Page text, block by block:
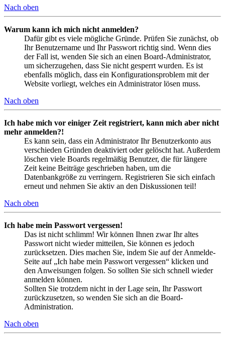
Nach oben
Warum kann ich mich nicht anmelden?
Dafür gibt es viele mögliche Gründe. Prüfen Sie zunächst, ob
Ihr Benutzername und Ihr Passwort richtig sind. Wenn dies
der Fall ist, wenden Sie sich an einen Board-Administrator,
um sicherzugehen, dass Sie nicht gesperrt wurden. Es ist
ebenfalls möglich, dass ein Konfigurationsproblem mit der
Website vorliegt, welches ein Administrator lösen muss.
Nach oben
Ich habe mich vor einiger Zeit registriert, kann mich aber nicht
mehr anmelden?!
Es kann sein, dass ein Administrator Ihr Benutzerkonto aus
verschieden Gründen deaktiviert oder gelöscht hat. Außerdem
löschen viele Boards regelmäßig Benutzer, die für längere
Zeit keine Beiträge geschrieben haben, um die
Datenbankgröße zu verringern. Registrieren Sie sich einfach
erneut und nehmen Sie aktiv an den Diskussionen teil!
Nach oben
Ich habe mein Passwort vergessen!
Das ist nicht schlimm! Wir können Ihnen zwar Ihr altes
Passwort nicht wieder mitteilen, Sie können es jedoch
zurücksetzen. Dies machen Sie, indem Sie auf der Anmelde-
Seite auf „Ich habe mein Passwort vergessen“ klicken und
den Anweisungen folgen. So sollten Sie sich schnell wieder
anmelden können.
Sollten Sie trotzdem nicht in der Lage sein, Ihr Passwort
zurückzusetzen, so wenden Sie sich an die Board-
Administration.
Nach oben